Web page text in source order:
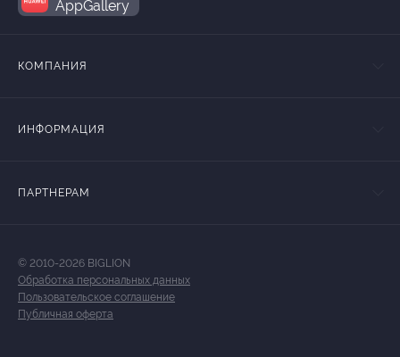
AppGallery
КОМПАНИЯ
ИНФОРМАЦИЯ
ПАРТНЕРАМ
© 2010-2026 BIGLION
Обработка персональных данных
Пользовательское соглашение
Публичная оферта